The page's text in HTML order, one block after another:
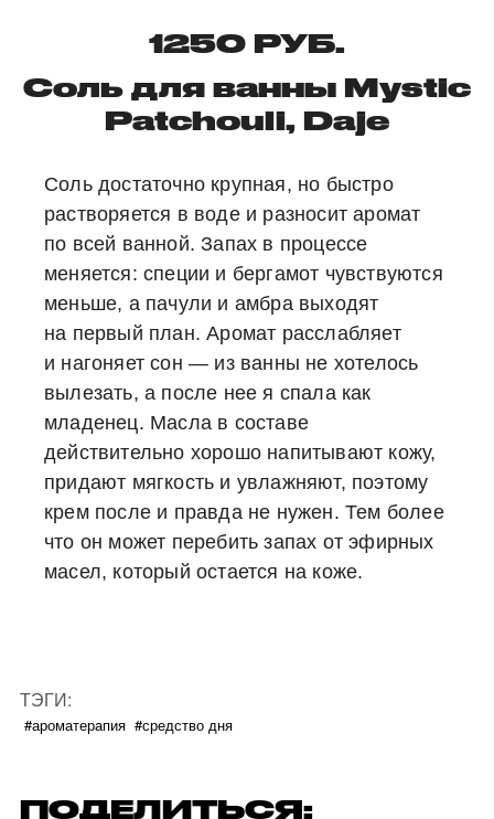
1250 РУБ.
Соль для ванны Mystic
Patchouli, Daje
Соль достаточно крупная, но быстро
растворяется в воде и разносит аромат
по всей ванной. Запах в процессе
меняется: специи и бергамот чувствуются
меньше, а пачули и амбра выходят
на первый план. Аромат расслабляет
и нагоняет сон — из ванны не хотелось
вылезать, а после нее я спала как
младенец. Масла в составе
действительно хорошо напитывают кожу,
придают мягкость и увлажняют, поэтому
крем после и правда не нужен. Тем более
что он может перебить запах от эфирных
масел, который остается на коже.
ТЭГИ:
#ароматерапия #средство дня
ПОДЕЛИТЬСЯ: